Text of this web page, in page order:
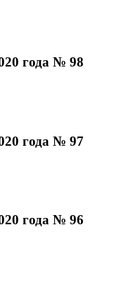
года № 98
года № 97
года № 96